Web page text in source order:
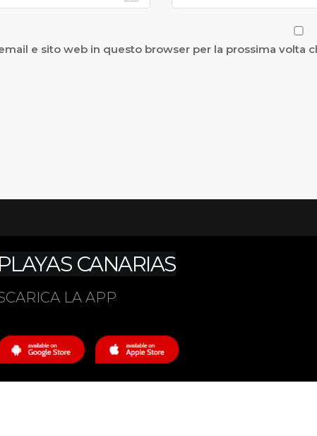
e sito web in questo browser per la prossima volta
PLAYAS CANARIAS
LA APP